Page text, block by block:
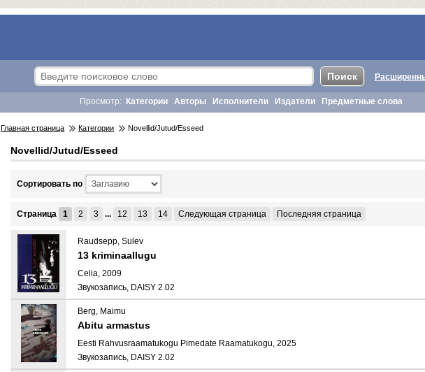
Просмотр: Категории Авторы Исполнители Издатели Предметные слова
Главная страница Категории Novellid/Jutud/Esseed
Novellid/Jutud/Esseed
Cортировать по
Страница 1 2 3 ... 12 13 14 Следующая страница Последняя страница
Raudsepp, Sulev
13 kriminaallugu
Celia, 2009
Звукозапись, DAISY 2.02
Berg, Maimu
Abitu armastus
Eesti Rahvusraamatukogu Pimedate Raamatukogu, 2025
Звукозапись, DAISY 2.02